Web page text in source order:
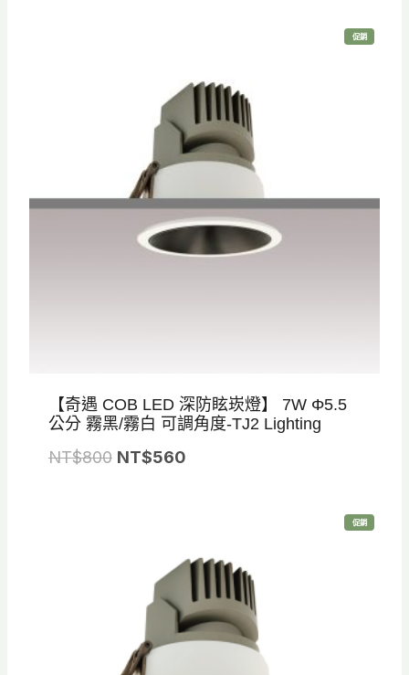
促銷特
價
【奇遇 COB LED 深防眩崁燈】 7W Φ5.5
公分 霧黑/霧白 可調角度-TJ2 Lighting
NT$800 原
NT$560目
：
N
T
$
促銷特
價